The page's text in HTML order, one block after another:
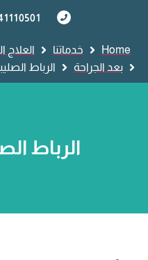
Home خدماتنا العلاج
بعد الجراحة
الرباط
الرباط